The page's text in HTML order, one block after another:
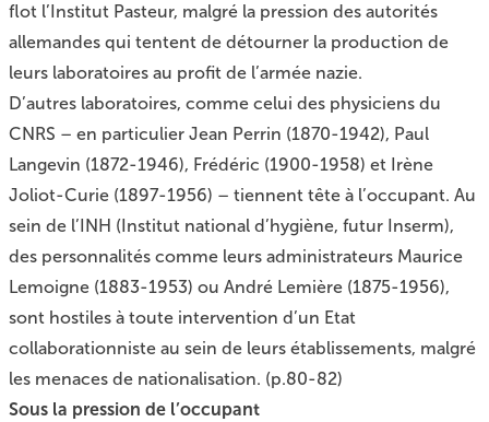
flot l’Institut Pasteur, malgré la pression des autorités
allemandes qui tentent de détourner la production de
leurs laboratoires au profit de l’armée nazie.
D’autres laboratoires, comme celui des physiciens du
CNRS – en particulier Jean Perrin (1870-1942), Paul
Langevin (1872-1946), Frédéric (1900-1958) et Irène
Joliot-Curie (1897-1956) – tiennent tête à l’occupant. Au
sein de l’INH (Institut national d’hygiène, futur Inserm),
des personnalités comme leurs administrateurs Maurice
Lemoigne (1883-1953) ou André Lemière (1875-1956),
sont hostiles à toute intervention d’un Etat
collaborationniste au sein de leurs établissements, malgré
les menaces de nationalisation. (p.80-82)
Sous la pression de l’occupant